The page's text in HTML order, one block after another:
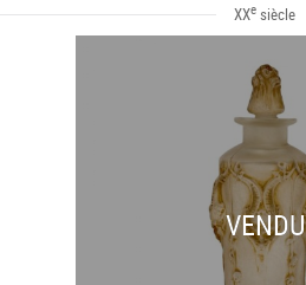
XXe siècle
VENDU